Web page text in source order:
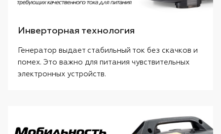
Инверторная технология
Генератор выдает стабильный ток без скачков и
помех. Это важно для питания чувствительных
электронных устройств.